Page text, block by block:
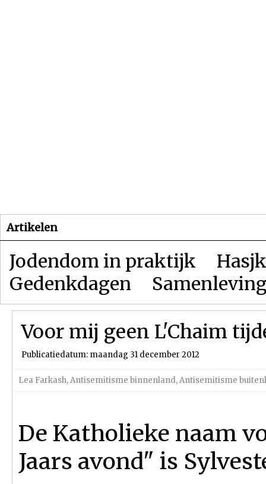
Artikelen
Jodendom in praktijk
Gedenkdagen
Voor mij geen L'Chaim
Publicatiedatum: maandag 31 december 2012
Lea Farkash,Antisemitisme binnenland,Antisemitisme
De Katholieke naam
Jaars avond" is